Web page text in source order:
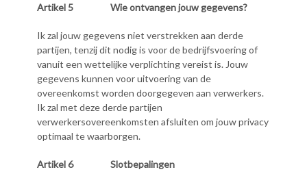
Artikel 5 Wie ontvangen jouw gegevens?
Ik zal jouw gegevens niet verstrekken aan derde
partijen, tenzij dit nodig is voor de bedrijfsvoering of
vanuit een wettelijke verplichting vereist is. Jouw
gegevens kunnen voor uitvoering van de
overeenkomst worden doorgegeven aan verwerkers.
Ik zal met deze derde partijen
verwerkersovereenkomsten afsluiten om jouw privacy
optimaal te waarborgen.
Artikel 6 Slotbepalingen